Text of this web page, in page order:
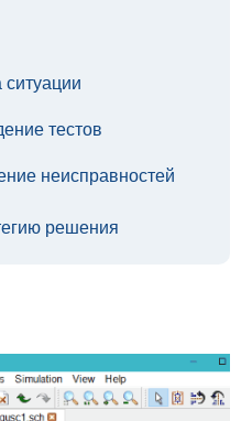
тестов
неисправностей
решения